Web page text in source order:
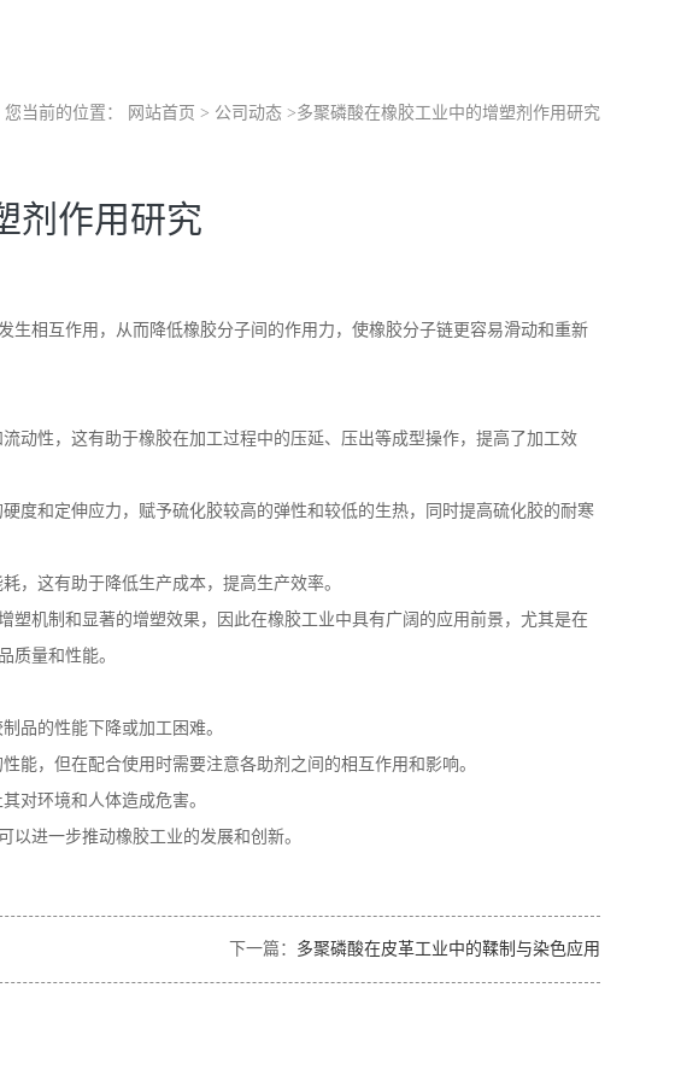
您当前的位置： 网站首页 > 公司动态 >多聚磷酸在橡胶工业中的增塑剂作用研究
剂作用研究
相互作用，从而降低橡胶分子间的作用力，使橡胶分子链更容易滑动和重新
动性，这有助于橡胶在加工过程中的压延、压出等成型操作，提高了加工效
度和定伸应力，赋予硫化胶较高的弹性和较低的生热，同时提高硫化胶的耐寒
，这有助于降低生产成本，提高生产效率。
机制和显著的增塑效果，因此在橡胶工业中具有广阔的应用前景，尤其是在
质量和性能。
品的性能下降或加工困难。
能，但在配合使用时需要注意各助剂之间的相互作用和影响。
对环境和人体造成危害。
进一步推动橡胶工业的发展和创新。
下一篇： 多聚磷酸在皮革工业中的鞣制与染色应用